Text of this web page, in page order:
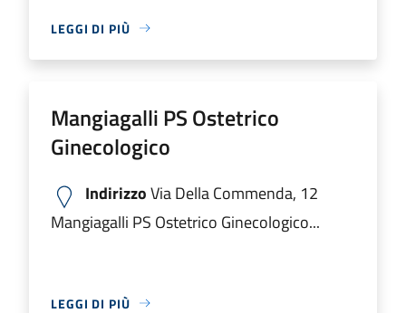
LEGGI DI PIÙ
Mangiagalli PS Ostetrico
Ginecologico
IndirizzoVia Della Commenda, 12
Mangiagalli PS Ostetrico Ginecologico...
LEGGI DI PIÙ